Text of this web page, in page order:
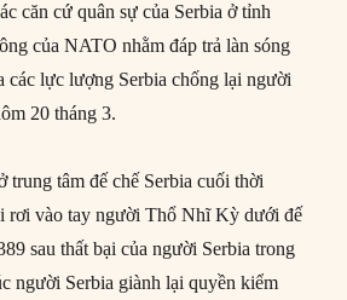
căn cứ quân sự của Serbia ở tỉnh
của NATO nhằm đáp trả làn sóng
các lực lượng Serbia chống lại người
20 tháng 3.
trung tâm đế chế Serbia cuối thời
rơi vào tay người Thổ Nhĩ Kỳ dưới đế
sau thất bại của người Serbia trong
người Serbia giành lại quyền kiểm